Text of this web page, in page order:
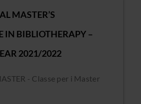
MASTER’S
IN BIBLIOTHERAPY –
2021/2022
- Classe per i Master